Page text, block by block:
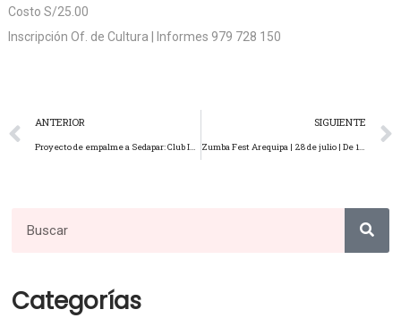
Costo S/25.00
Inscripción Of. de Cultura | Informes 979 728 150
ANTERIOR
Proyecto de empalme a Sedapar: Club Internacional Arequipa marca un hito en infraestructura
SIGUIENTE
Zumba Fest Arequipa | 28 de julio | De 11:00 a 13:00 horas | Salón de Danza
Categorías